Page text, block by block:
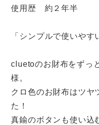
使用歴 約２年半
「シンプルで使いやす
cluetoのお財布をずっ
様。
クロ色のお財布はツヤ
た！
真鍮のボタンも使い込